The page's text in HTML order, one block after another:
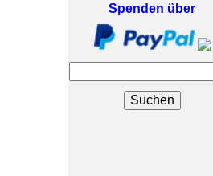
Spenden über